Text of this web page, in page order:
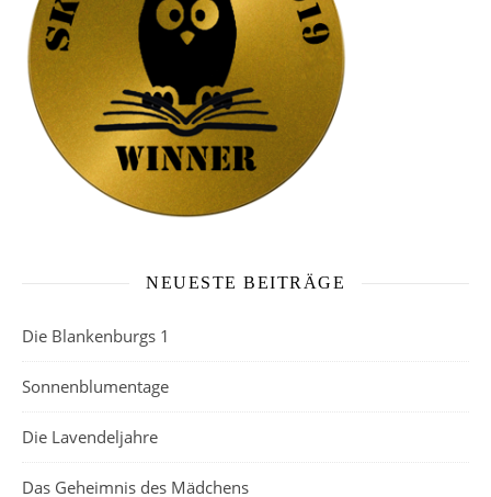
NEUESTE BEITRÄGE
Die Blankenburgs 1
Sonnenblumentage
Die Lavendeljahre
Das Geheimnis des Mädchens